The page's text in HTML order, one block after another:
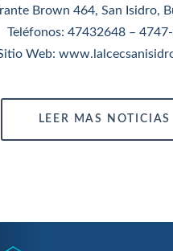
Brown 464, San Isidro,
Teléfonos: 47432648 –
Web:
LEER MAS NOTICIAS